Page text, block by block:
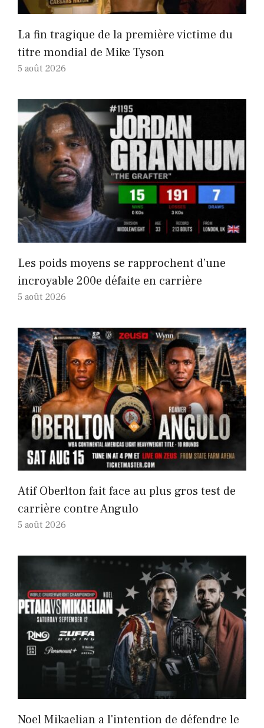
La fin tragique de la première victime du
titre mondial de Mike Tyson
5 août 2026
Les poids moyens se rapprochent d’une
incroyable 200e défaite en carrière
5 août 2026
Atif Oberlton fait face au plus gros test de
carrière contre Angulo
5 août 2026
Noel Mikaelian a l'intention de défendre le